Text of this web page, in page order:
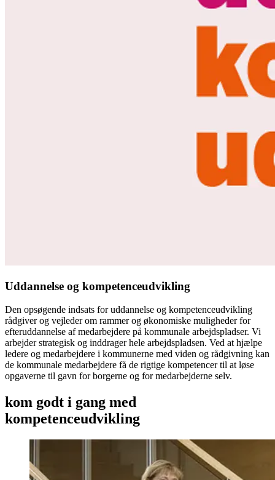
Uddannelse og kompetenceudvikling
Den opsøgende indsats for uddannelse og kompetenceudvikling
rådgiver og vejleder om rammer og økonomiske muligheder for
efteruddannelse af medarbejdere på kommunale arbejdspladser. Vi
arbejder strategisk og inddrager hele arbejdspladsen. Ved at hjælpe
ledere og medarbejdere i kommunerne med viden og rådgivning kan
de kommunale medarbejdere få de rigtige kompetencer til at løse
opgaverne til gavn for borgerne og for medarbejderne selv.
kom godt i gang med
kompetenceudvikling